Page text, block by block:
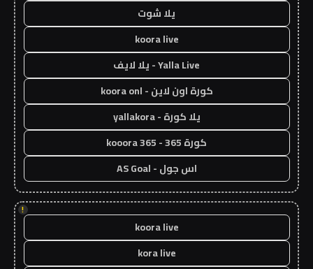
يلا شوت
koora live
Yalla Live - يلا لايف
كورة اون لاين - koora onl
يلا كورة - yallakora
كورة 365 - kooora 365
اس جول - AS Goal
!
koora live
kora live